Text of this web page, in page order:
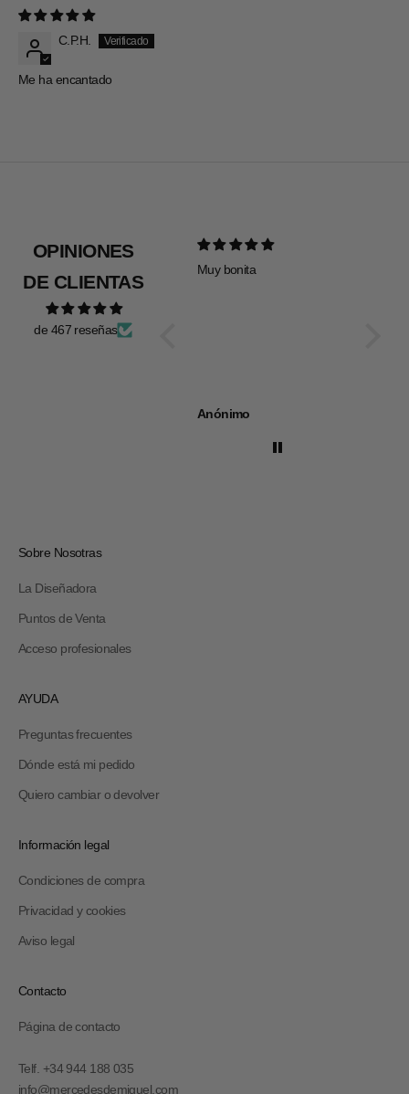
C.P.H.
Me ha encantado
OPINIONES
DE CLIENTAS
de 467 reseñas
Muy bonita
Anónimo
Sobre Nosotras
La Diseñadora
Puntos de Venta
Acceso profesionales
AYUDA
Preguntas frecuentes
Dónde está mi pedido
Quiero cambiar o devolver
Información legal
Condiciones de compra
Privacidad y cookies
Aviso legal
Contacto
Página de contacto
Telf. +34 944 188 035
info@mercedesdemiguel.com